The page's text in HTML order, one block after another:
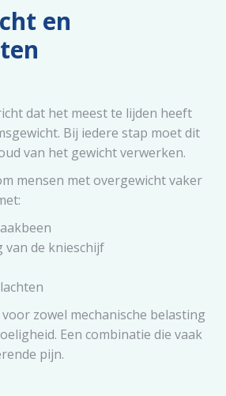
en
dat het meest te lijden heeft
Bij iedere stap moet dit
van het gewicht verwerken.
mensen met overgewicht vaker
van de knieschijf
zowel mechanische belasting
Een combinatie die vaak
pijn.